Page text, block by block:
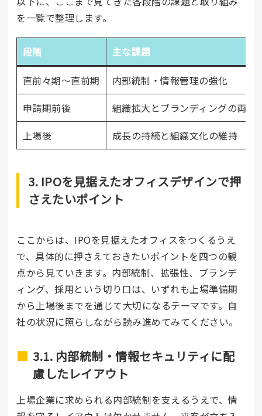
を一覧で整理します。
段階 主な課題
直前々期〜直前期
内部統制・情報管理の強化
申請期前後
組織拡大とブランディングの両立
上場後
成長の持続と組織文化の維持
3. IPOを見据えたオフィスデザインで押
さえたいポイント
ここからは、IPOを見据えたオフィスをつくるうえ
で、具体的に押さえておきたいポイントを四つの観
点から見ていきます。内部統制、拡張性、ブランデ
ィング、採用という切り口は、いずれも上場準備期
から上場後までを通じて大切になるテーマです。自
社の状況に照らしながら読み進めてみてください。
3.1. 内部統制・情報セキュリティに配
慮したレイアウト
上場企業に求められる内部統制を支えるうえで、情